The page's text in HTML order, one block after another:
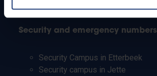
Security and emergency numbers
Security Campus in Etterbeek
Security campus in Jette